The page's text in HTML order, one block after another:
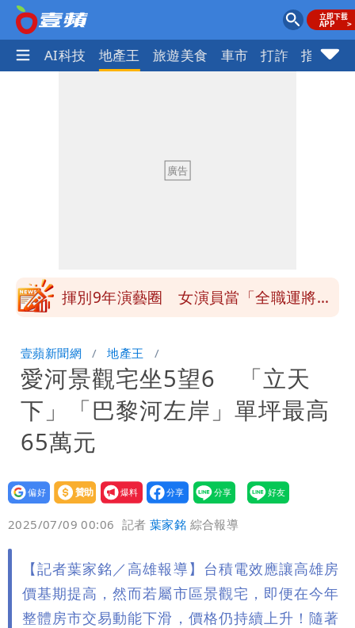
愛美 AI科技 地產王 旅遊美食 車市 打詐 指標企
回1句笑翻10萬人
白海豚不放假「跟巴威差別在這裡」 蔣
揮別9年演藝圈 女演員當「全職運將」
炸開扁
白海豚發威！內褲掛陽台被吹走 議員神
回1句笑翻10萬人
白海豚不放假「跟巴威差別在這裡」 蔣
萬安：這很清楚標準一致
壹蘋新聞網 地產王
愛河景觀宅坐5望6 「立天
下」「巴黎河左岸」單坪最高
65萬元
設為
贊助
我要
爆料
2025/07/09 00:06 記者葉家銘 綜合報導
【記者葉家銘／高雄報導】台積電效應讓高雄房
價基期提高，然而若屬市區景觀宅，即便在今年
整體房市交易動能下滑，價格仍持續上升！隨著